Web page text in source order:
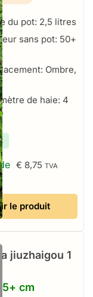
du pot: 2,5 litres
sans pot: 50+
Ombre,
de haie: 4
€ 8,75 TVA
le produit
jiuzhaigou 1
cm